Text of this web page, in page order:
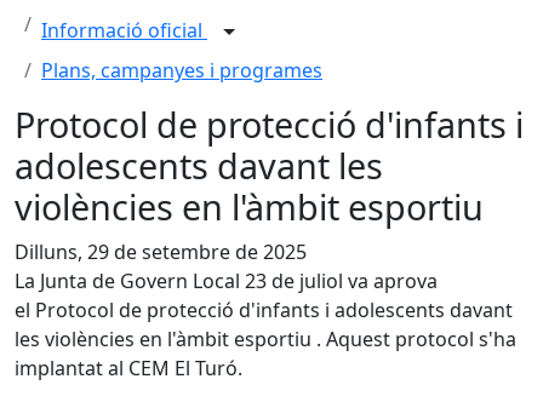
Informació oficial
Plans, campanyes i programes
Protocol de protecció d'infants i
adolescents davant les
violències en l'àmbit esportiu
Dilluns, 29 de setembre de 2025
La Junta de Govern Local 23 de juliol va aprova
el Protocol de protecció d'infants i adolescents davant
les violències en l'àmbit esportiu . Aquest protocol s'ha
implantat al CEM El Turó.